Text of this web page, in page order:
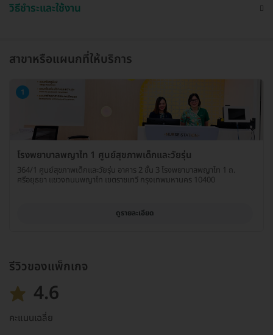
วิธีชำระและใช้งาน
สาขาหรือแผนกที่ให้บริการ
1
โรงพยาบาลพญาไท 1 ศูนย์สุขภาพเด็กและวัยรุ่น
364/1 ศูนย์สุขภาพเด็กและวัยรุ่น อาคาร 2 ชั้น 3 โรงพยาบาลพญาไท 1 ถ.
ศรีอยุธยา แขวงถนนพญาไท เขตราชเทวี กรุงเทพมหานคร 10400
ดูรายละเอียด
รีวิวของแพ็กเกจ
4.6
คะแนนเฉลี่ย